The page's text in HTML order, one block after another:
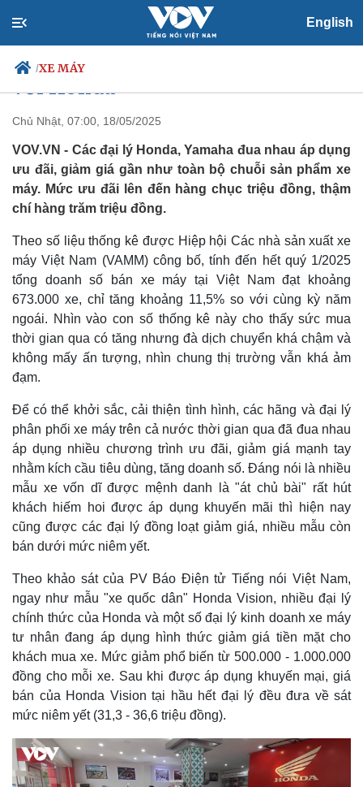
English
/XE MÁY
Chính trị
Đảng
Tổ chức nhân sự
Quốc hội
Xã hội
Tin 24h
Dự báo thời tiết
Việc làm
Biển đảo
Nhiều mẫu xe máy tay ga của
Yamaha giảm giá sâu “đối đầu”
với Honda
Chủ Nhật, 07:00, 18/05/2025
VOV.VN - Các đại lý Honda, Yamaha đua nhau áp dụng
ưu đãi, giảm giá gần như toàn bộ chuỗi sản phẩm xe
máy. Mức ưu đãi lên đến hàng chục triệu đồng, thậm
chí hàng trăm triệu đồng.
Theo số liệu thống kê được Hiệp hội Các nhà sản xuất xe
máy Việt Nam (VAMM) công bố, tính đến hết quý 1/2025
tổng doanh số bán xe máy tại Việt Nam đạt khoảng
673.000 xe, chỉ tăng khoảng 11,5% so với cùng kỳ năm
ngoái. Nhìn vào con số thống kê này cho thấy sức mua
thời gian qua có tăng nhưng đà dịch chuyển khá chậm và
không mấy ấn tượng, nhìn chung thị trường vẫn khá ảm
đạm.
Để có thể khởi sắc, cải thiện tình hình, các hãng và đại lý
phân phối xe máy trên cả nước thời gian qua đã đua nhau
áp dụng nhiều chương trình ưu đãi, giảm giá mạnh tay
nhằm kích cầu tiêu dùng, tăng doanh số. Đáng nói là nhiều
mẫu xe vốn dĩ được mệnh danh là "át chủ bài" rất hút
khách hiếm hoi được áp dụng khuyến mãi thì hiện nay
cũng được các đại lý đồng loạt giảm giá, nhiều mẫu còn
bán dưới mức niêm yết.
Theo khảo sát của PV Báo Điện tử Tiếng nói Việt Nam,
ngay như mẫu "xe quốc dân" Honda Vision, nhiều đại lý
chính thức của Honda và một số đại lý kinh doanh xe máy
tư nhân đang áp dụng hình thức giảm giá tiền mặt cho
khách mua xe. Mức giảm phổ biến từ 500.000 - 1.000.000
đồng cho mỗi xe. Sau khi được áp dụng khuyến mại, giá
bán của Honda Vision tại hầu hết đại lý đều đưa về sát
mức niêm yết (31,3 - 36,6 triệu đồng).